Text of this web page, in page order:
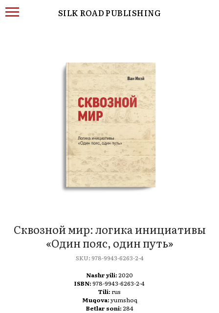
SILK ROAD PUBLISHING
Сквозной мир: логика инициативы
«Один пояс, один путь»
SKU:978-9943-6263-2-4
Nashr yili:2020
ISBN:978-9943-6263-2-4
Tili: rus
Muqova:yumshoq
Betlar soni:284